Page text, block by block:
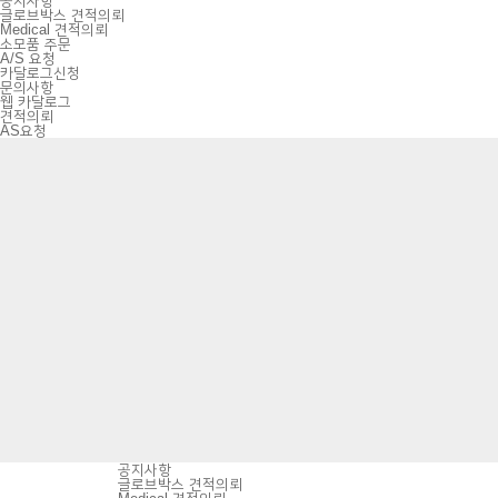
글로브박스 견적의뢰
Medical 견적의뢰
소모품 주문
A/S 요청
카달로그신청
문의사항
웹 카달로그
견적의뢰
AS요청
공지사항
글로브박스 견적의뢰